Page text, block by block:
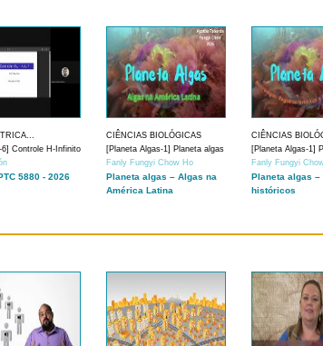
6] Controle H-Infinito
5880 - 2026
CIÊNCIAS BIOLÓGICAS
[Planeta Algas-1] Planeta algas
Fanly Fungyi Chow Ho
Planeta algas – Algas na
América Latina
CIÊNCIAS
[Planeta Algas-1]
Fanly Fungyi
Planeta algas –
históricos